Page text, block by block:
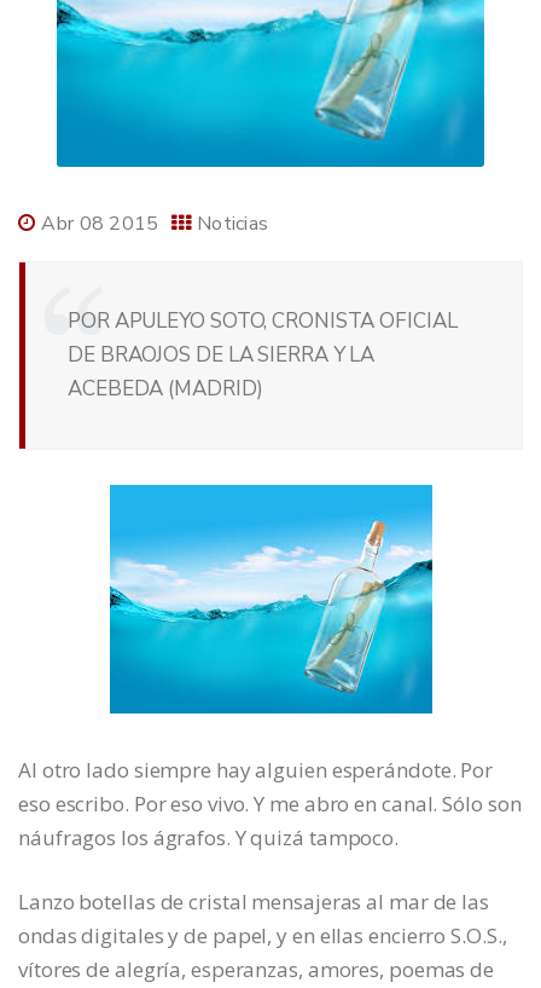
Abr 08 2015 Noticias
POR APULEYO SOTO, CRONISTA OFICIAL
DE BRAOJOS DE LA SIERRA Y LA
ACEBEDA (MADRID)
Al otro lado siempre hay alguien esperándote. Por
eso escribo. Por eso vivo. Y me abro en canal. Sólo son
náufragos los ágrafos. Y quizá tampoco.
Lanzo botellas de cristal mensajeras al mar de las
ondas digitales y de papel, y en ellas encierro S.O.S.,
vítores de alegría, esperanzas, amores, poemas de